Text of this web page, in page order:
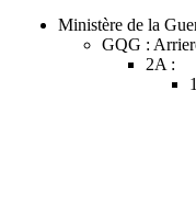
Ministère de la
GQG :
2A :